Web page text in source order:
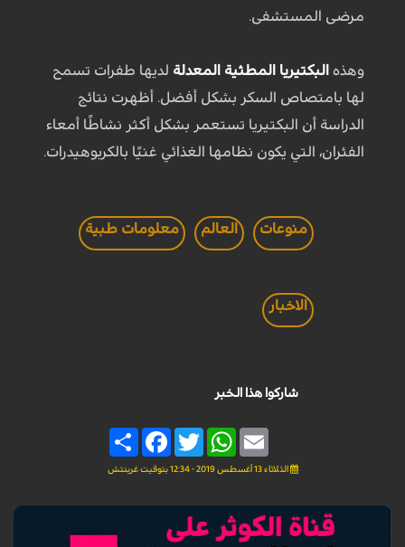
مرضى المستشفى.
وهذه البكتيريا المطثية المعدلة لديها طفرات تسمح
لها بامتصاص السكر بشكل أفضل. أظهرت نتائج
الدراسة أن البكتيريا تستعمر بشكل أكثر نشاطًا أمعاء
الفئران، التي يكون نظامها الغذائي غنيًا بالكربوهيدرات.
منوعات العالم معلومات طبية
الاخبار
شاركوا هذا الخبر
Share
FacebookTwitter
WhatsAppEmail
الثلاثاء 13 أغسطس 2019 - 12:34 بتوقيت غرينتش